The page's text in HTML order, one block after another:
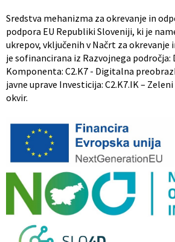
Sredstva mehanizma za okrevanje in
podpora EU Republiki Sloveniji, ki je
ukrepov, vključenih v Načrt za okrevanje
je sofinancirana iz Razvojnega
Komponenta: C2.K7 - Digitalna
javne uprave Investicija: C2.K7.IK –
okvir.